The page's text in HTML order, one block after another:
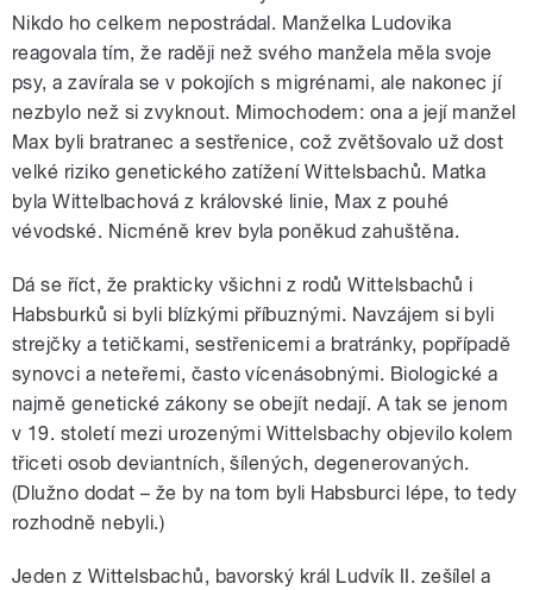
Nikdo ho celkem nepostrádal. Manželka Ludovika
reagovala tím, že raději než svého manžela měla svoje
psy, a zavírala se v pokojích s migrénami, ale nakonec jí
nezbylo než si zvyknout. Mimochodem: ona a její manžel
Max byli bratranec a sestřenice, což zvětšovalo už dost
velké riziko genetického zatížení Wittelsbachů. Matka
byla Wittelbachová z královské linie, Max z pouhé
vévodské. Nicméně krev byla poněkud zahuštěna.
Dá se říct, že prakticky všichni z rodů Wittelsbachů i
Habsburků si byli blízkými příbuznými. Navzájem si byli
strejčky a tetičkami, sestřenicemi a bratránky, popřípadě
synovci a neteřemi, často vícenásobnými. Biologické a
najmě genetické zákony se obejít nedají. A tak se jenom
v 19. století mezi urozenými Wittelsbachy objevilo kolem
třiceti osob deviantních, šílených, degenerovaných.
(Dlužno dodat – že by na tom byli Habsburci lépe, to tedy
rozhodně nebyli.)
Jeden z Wittelsbachů, bavorský král Ludvík II. zešílel a